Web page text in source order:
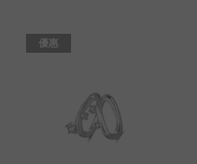
優惠